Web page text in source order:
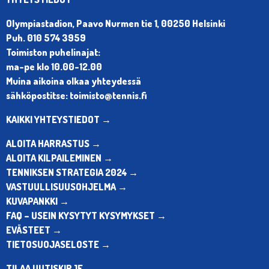
Olympiastadion, Paavo Nurmen tie 1, 00250 Helsinki
Puh. 010 574 3959
Toimiston puhelinajat:
ma-pe klo 10.00-12.00
Muina aikoina olkaa yhteydessä
sähköpostitse: toimisto@tennis.fi
KAIKKI YHTEYSTIEDOT →
ALOITA HARRASTUS →
ALOITA KILPAILEMINEN →
TENNIKSEN STRATEGIA 2024 →
VASTUULLISUUSOHJELMA →
KUVAPANKKI →
FAQ – USEIN KYSYTYT KYSYMYKSET →
EVÄSTEET →
TIETOSUOJASELOSTE →